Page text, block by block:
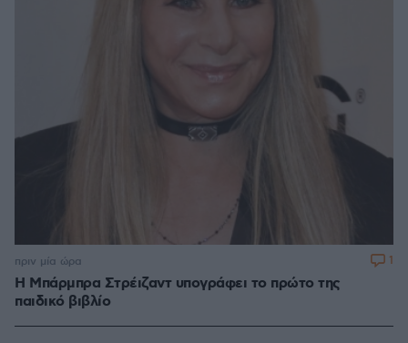
Η Μπάρμπρα Στρέιζαντ υπογράφει το πρώτο της
παιδικό βιβλίο
πριν μία ώρα 1